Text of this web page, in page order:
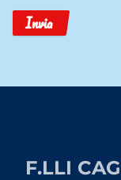
Invia
F.LLI